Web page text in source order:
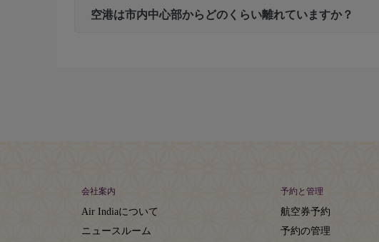
空港は市内中心部からどのくらい離れていますか？
会社案内
Air Indiaについて
ニュースルーム
予約と管理
航空券予約
予約の管理